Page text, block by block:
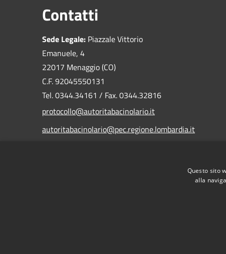
Contatti
Sede Legale: Piazzale Vittorio
Emanuele, 4
22017 Menaggio (CO)
C.F. 92045550131
Tel. 0344.34161 / Fax. 0344.32816
protocollo@autoritabacinolario.it
autoritabacinolario@pec.regione.lombardia.it
Questo sito
alla